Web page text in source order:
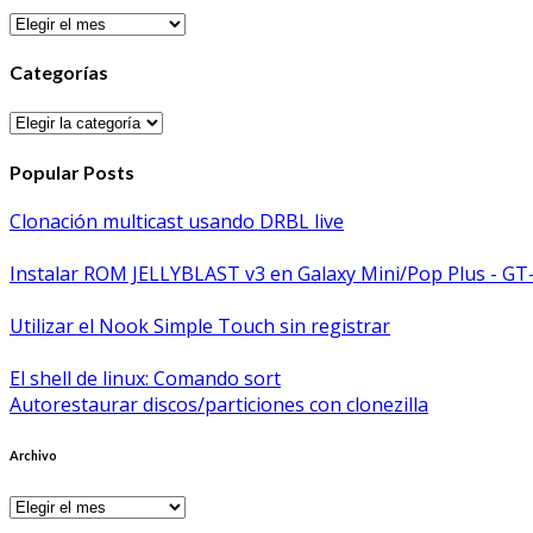
Archivos
Categorías
Categorías
Popular Posts
Clonación multicast usando DRBL live
Instalar ROM JELLYBLAST v3 en Galaxy Mini/Pop Plus -
Utilizar el Nook Simple Touch sin registrar
El shell de linux: Comando sort
Autorestaurar discos/particiones con clonezilla
Archivo
Archivo